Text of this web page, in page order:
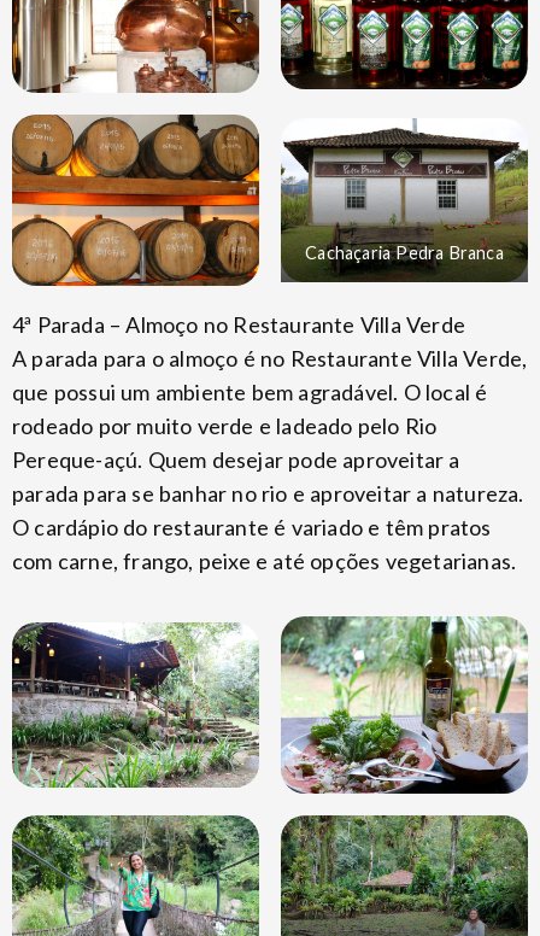
Cachaçaria Pedra Branca
4ª Parada – Almoço no Restaurante Villa Verde
A parada para o almoço é no Restaurante Villa Verde,
que possui um ambiente bem agradável. O local é
rodeado por muito verde e ladeado pelo Rio
Pereque-açú. Quem desejar pode aproveitar a
parada para se banhar no rio e aproveitar a natureza.
O cardápio do restaurante é variado e têm pratos
com carne, frango, peixe e até opções vegetarianas.